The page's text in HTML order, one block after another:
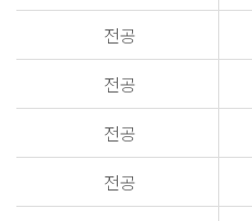
전공
전공
전공
전공